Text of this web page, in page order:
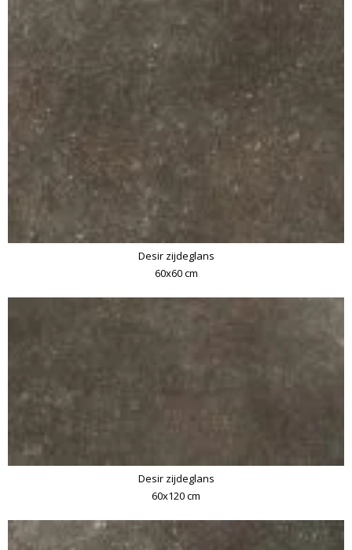
Desir zijdeglans
60x60 cm
Desir zijdeglans
60x120 cm